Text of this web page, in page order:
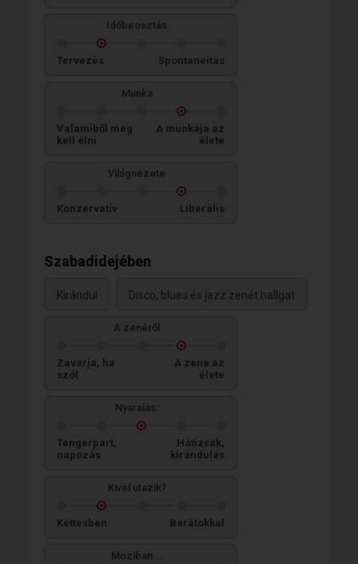
Időbeosztás
Tervezés Spontaneitás
Munka
Valamiből meg
kell élni
A munkája az
élete
Világnézete
Konzervatív Liberális
Szabadidejében
Kirándul Disco, blues és jazz zenét hallgat
A zenéről
Zavarja, ha
szól
A zene az
élete
Nyaralás:
Tengerpart,
napozás
Hátizsák,
kirándulás
Kivel utazik?
Kettesben Barátokkal
Moziban...